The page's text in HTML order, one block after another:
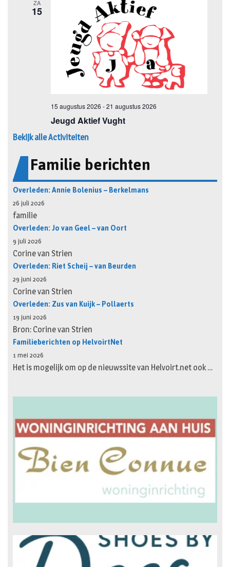
Bekijk alle Activiteiten
Familie berichten
Overleden: Annie Bolenius – Berkelmans
26 juli 2026
familie
Overleden: Jo van Geel – van Oort
9 juli 2026
Corine van Strien
Overleden: Riet Scheij – van Beurden
29 juni 2026
Corine van Strien
Overleden: Zus van Kuijk – Pollaerts
19 juni 2026
Bron: Corine van Strien
Familieberichten op HelvoirtNet
1 mei 2026
Het is mogelijk om op de nieuwssite van Helvoirt.net ook …